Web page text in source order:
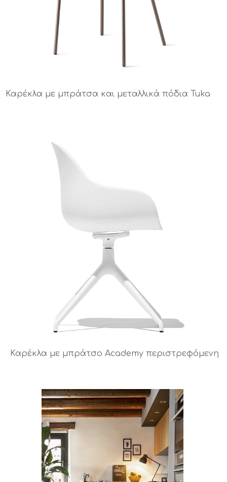
Καρέκλα με μπράτσα και μεταλλικά πόδια Tuka
Καρέκλα με μπράτσο Academy περιστρεφόμενη